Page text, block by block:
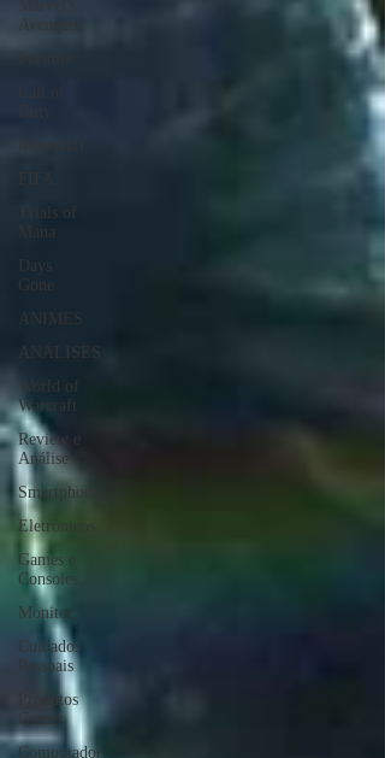
Marvel's
Avengers
Trials of
Mana
Days
Gone
ANIMES
ANÁLISES
World of
Warcraft
Review e
Análise
Smartphone
Eletrônicos
Games e
Consoles
Monitor
Cuidados
Pessoais
Produtos
Gamer
Computador